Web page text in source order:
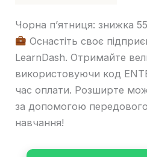
Чорна п’ятниця: знижка
Оснастіть своє
LearnDash. Отримайте
використовуючи код
час оплати. Розширте
за допомогою
навчання!